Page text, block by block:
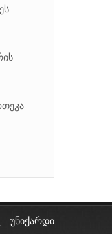
უნიქარდი